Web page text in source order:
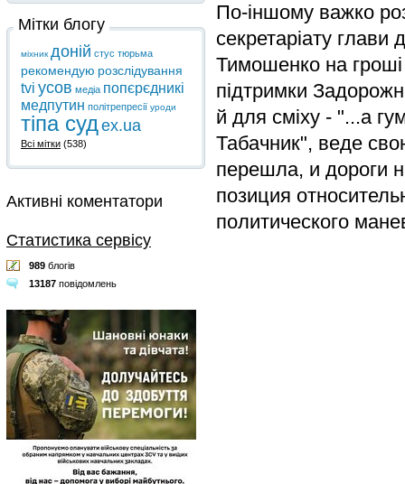
По-іншому важко
секретаріату
Тимошенко на гроші
підтримки
й для сміху - "...а
Табачник", веде
перешла, и дороги
позиция
политического
Мітки блогу
міхник доній стус тюрьма
рекомендую розслідування
tvi усов медіа попєрєдникі
медпутин політрепресії уроди
тіпа судex.ua
Всі мітки (538)
Активні коментатори
Статистика сервісу
989 блогів
13187 повідомлень